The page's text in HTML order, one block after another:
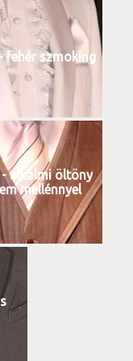
fehér szmoking
- alkalmi öltöny
mellénnyel